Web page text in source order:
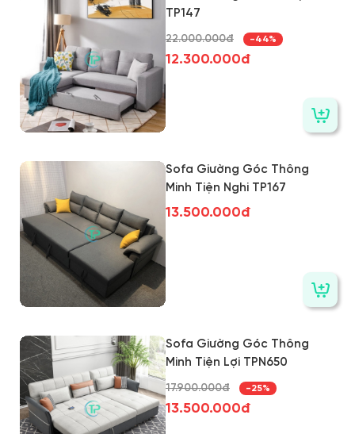
TP147
22.000.000đ -44%
12.300.000đ
Sofa Giường Góc Thông
Minh Tiện Nghi TP167
13.500.000đ
Sofa Giường Góc Thông
Minh Tiện Lợi TPN650
17.900.000đ -25%
13.500.000đ